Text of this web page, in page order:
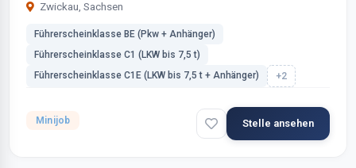
Zwickau, Sachsen
Führerscheinklasse BE (Pkw + Anhänger)
Führerscheinklasse C1 (LKW bis 7,5 t)
Führerscheinklasse C1E (LKW bis 7,5 t + Anhänger)
+2
Minijob Stelle ansehen